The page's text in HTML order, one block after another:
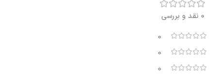
0 نقد و بررسی
0
0
0